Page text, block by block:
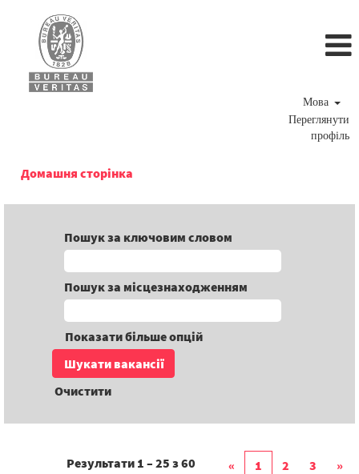
Мова
Переглянути
профіль
Домашня сторінка
Пошук за ключовим словом
Пошук за місцезнаходженням
Показати більше опцій
Очистити
Результати 1 – 25 з60 « 1 2 3 »